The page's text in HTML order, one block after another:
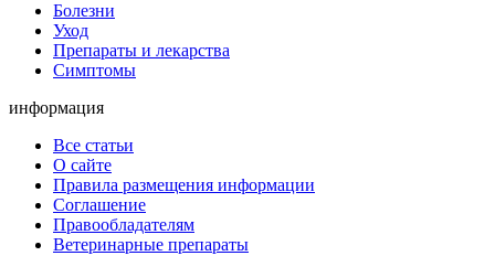
Болезни
Уход
Препараты и лекарства
Симптомы
информация
Все статьи
О сайте
Правила размещения информации
Соглашение
Правообладателям
Ветеринарные препараты